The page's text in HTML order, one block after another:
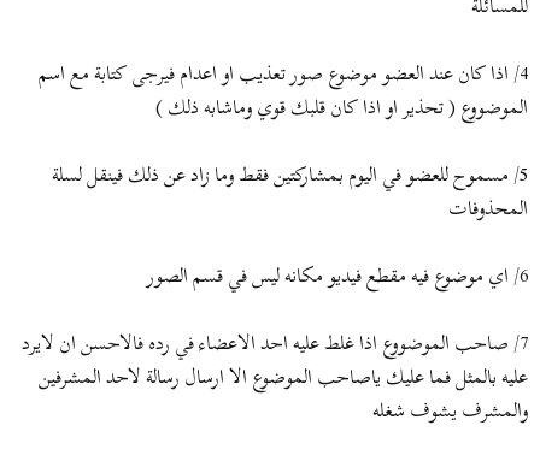
4/ اذا كان عند العضو موضوع صور تعذيب او اعدام فيرجى كتابة مع اسم
الموضووع ( تحذير او اذا كان قلبك قوي وماشابه ذلك )
5/ مسموح للعضو في اليوم بمشاركتين فقط وما زاد عن ذلك فينقل لسلة
المحذوفات
6/ اي موضوع فيه مقطع فيديو مكانه ليس في قسم الصور
7/ صاحب الموضووع اذا غلط عليه احد الاعضاء في رده فالاحسن ان لايرد
عليه بالمثل فما عليك ياصاحب الموضوع الا ارسال رسالة لاحد المشرفين
والمشرف يشوف شغله